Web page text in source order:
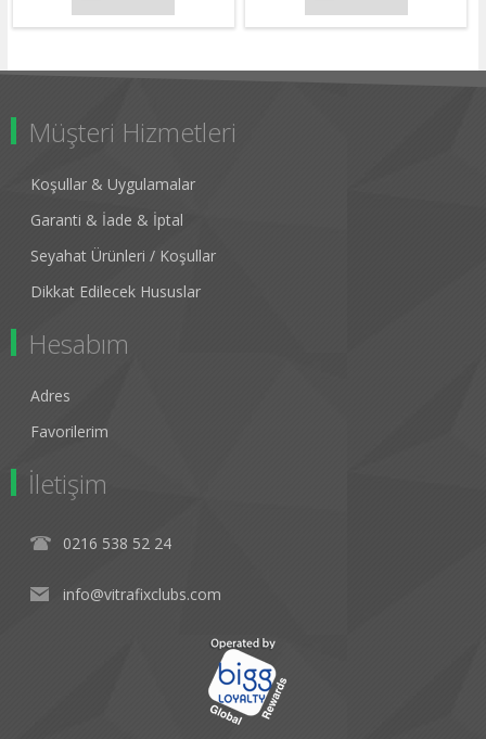
Müşteri Hizmetleri
Koşullar & Uygulamalar
Garanti & İade & İptal
Seyahat Ürünleri / Koşullar
Dikkat Edilecek Hususlar
Hesabım
Adres
Favorilerim
İletişim
0216 538 52 24
info@vitrafixclubs.com